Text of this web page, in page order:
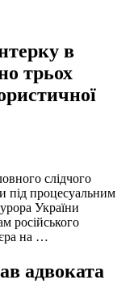
в
трьох
слідчого
під процесуальним
України
російського
на …
адвоката